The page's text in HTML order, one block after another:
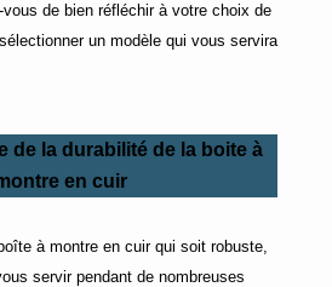
de bien réfléchir à votre choix de
un modèle qui vous servira
de la durabilité de la boite à
en cuir
à montre en cuir qui soit robuste,
servir pendant de nombreuses